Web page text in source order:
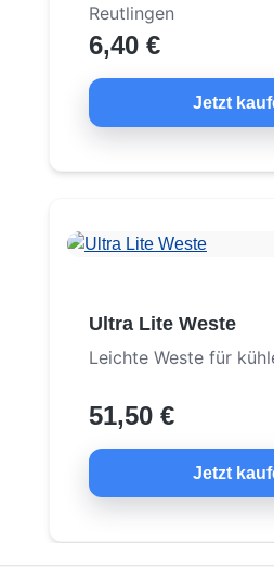
Reutlingen
6,40 €
Jetzt
Ultra Lite Weste
Leichte Weste für
51,50 €
Jetzt